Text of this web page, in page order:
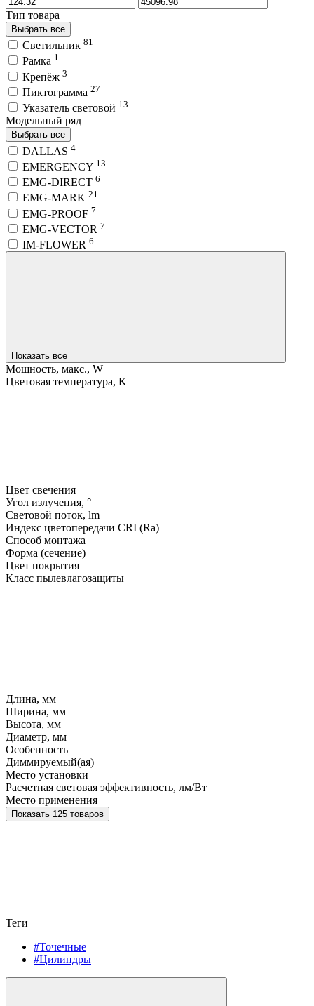
Тип товара
Выбрать все
Светильник 81
Рамка 1
Крепёж 3
Пиктограмма 27
Указатель световой 13
Модельный ряд
Выбрать все
DALLAS 4
EMERGENCY 13
EMG-DIRECT 6
EMG-MARK 21
EMG-PROOF 7
EMG-VECTOR 7
IM-FLOWER 6
Показать все
Мощность, макс., W
Цветовая температура, K
Цвет свечения
Угол излучения, °
Световой поток, lm
Индекс цветопередачи CRI (Ra)
Способ монтажа
Форма (сечение)
Цвет покрытия
Класс пылевлагозащиты
Длина, мм
Ширина, мм
Высота, мм
Диаметр, мм
Особенность
Диммируемый(ая)
Место установки
Расчетная световая эффективность, лм/Вт
Место применения
Показать 125 товаров
Теги
#Точечные
#Цилиндры